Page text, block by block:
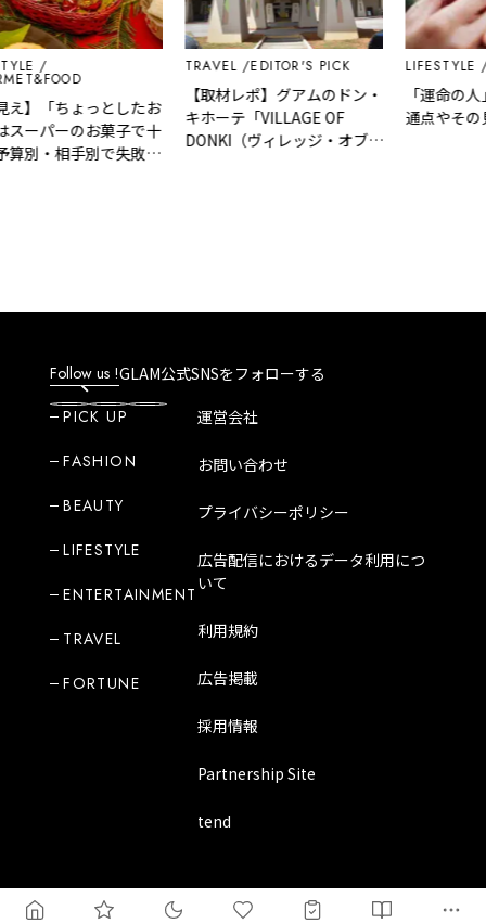
「ちょっとしたお
パーのお菓子で十
・相手別で失敗し
TRAVEL EDITOR'S PICK
【取材レポ】グアムのドン・
キホーテ「VILLAGE OF
DONKI（ヴィレッジ・オブ・
LIFESTYLE
「運命の人」の
通点やその見
Follow us !GLAM公式SNSをフォローする
PICK UP
FASHION
BEAUTY
LIFESTYLE
ENTERTAINMENT
TRAVEL
FORTUNE
運営会社
お問い合わせ
プライバシーポリシー
広告配信におけるデータ利用につ
いて
利用規約
広告掲載
採用情報
Partnership Site
tend
Copyright Mode Media Japan Corporation